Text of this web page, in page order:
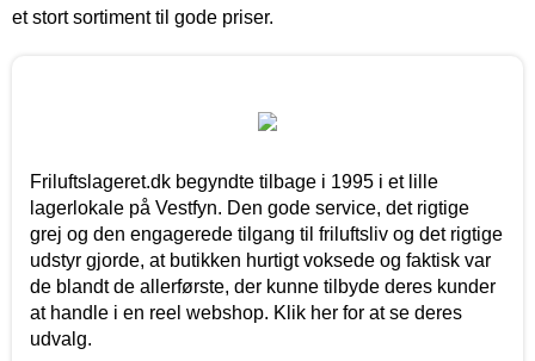
et stort sortiment til gode priser.
Friluftslageret.dk begyndte tilbage i 1995 i et lille
lagerlokale på Vestfyn. Den gode service, det rigtige
grej og den engagerede tilgang til friluftsliv og det rigtige
udstyr gjorde, at butikken hurtigt voksede og faktisk var
de blandt de allerførste, der kunne tilbyde deres kunder
at handle i en reel webshop. Klik her for at se deres
udvalg.